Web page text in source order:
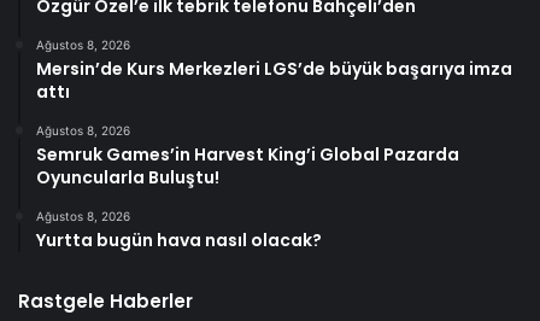
Özgür Özel’e ilk tebrik telefonu Bahçeli’den
Ağustos 8, 2026
Mersin’de Kurs Merkezleri LGS’de büyük başarıya imza
attı
Ağustos 8, 2026
Semruk Games’in Harvest King’i Global Pazarda
Oyuncularla Buluştu!
Ağustos 8, 2026
Yurtta bugün hava nasıl olacak?
Rastgele Haberler